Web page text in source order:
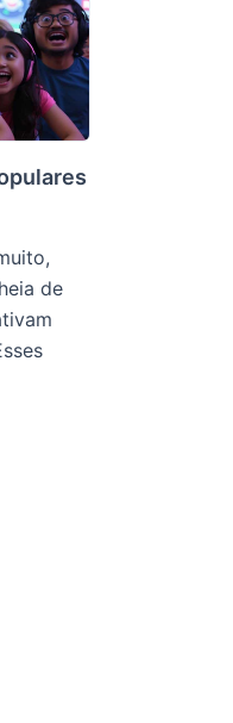
de